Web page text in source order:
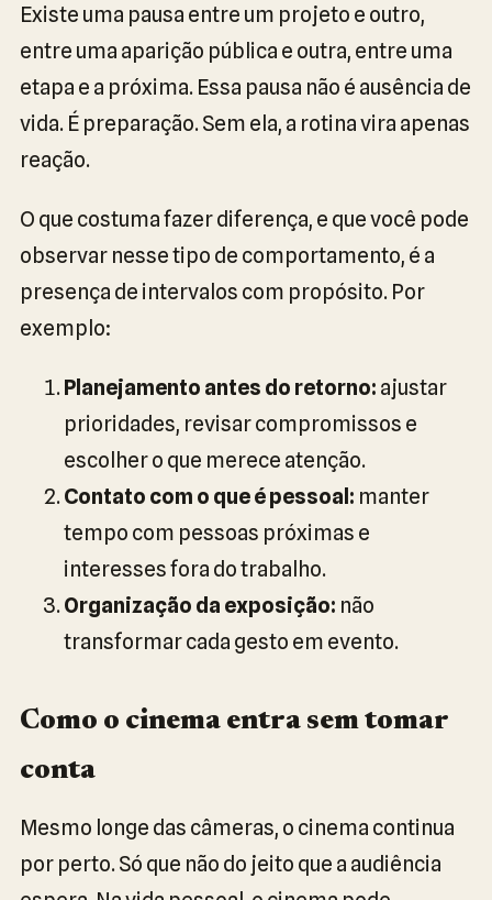
Existe uma pausa entre um projeto e outro,
entre uma aparição pública e outra, entre uma
etapa e a próxima. Essa pausa não é ausência de
vida. É preparação. Sem ela, a rotina vira apenas
reação.
O que costuma fazer diferença, e que você pode
observar nesse tipo de comportamento, é a
presença de intervalos com propósito. Por
exemplo:
Planejamento antes do retorno: ajustar
prioridades, revisar compromissos e
escolher o que merece atenção.
Contato com o que é pessoal: manter
tempo com pessoas próximas e
interesses fora do trabalho.
Organização da exposição: não
transformar cada gesto em evento.
Como o cinema entra sem tomar
conta
Mesmo longe das câmeras, o cinema continua
por perto. Só que não do jeito que a audiência